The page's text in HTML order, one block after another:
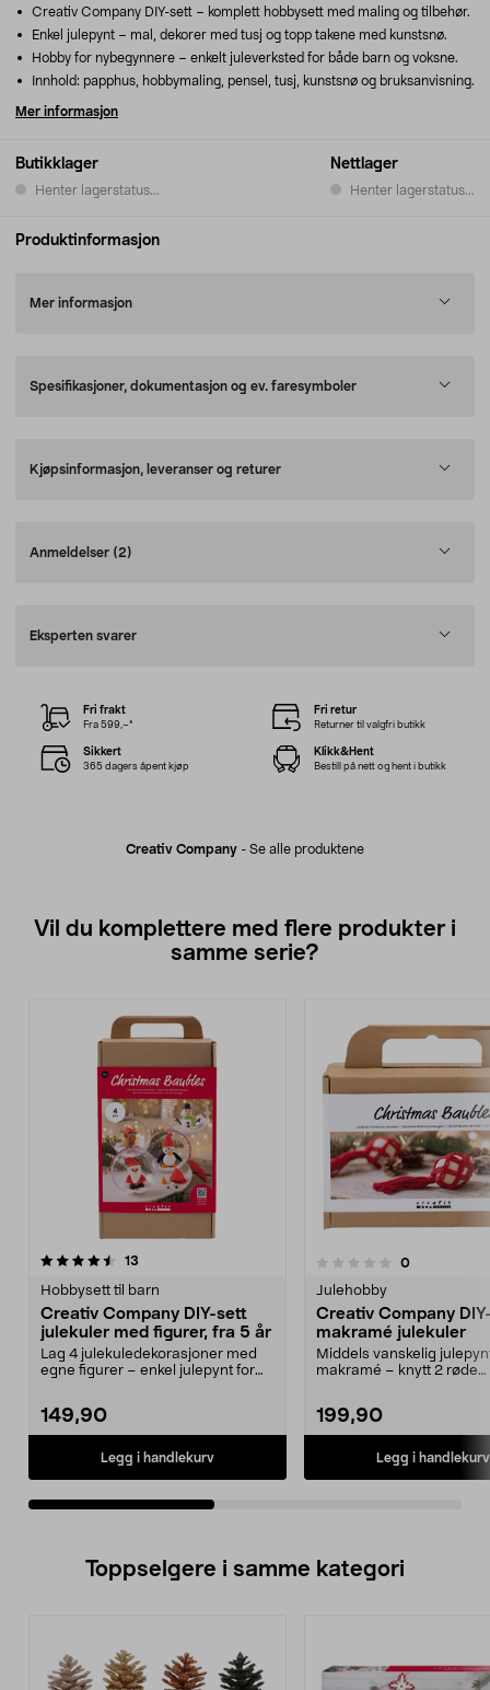
Butikklager
Henter lagerstatus...
Nettlager
Henter lagerstatus...
Creativ Company DIY-sett – komplett hobbysett med maling og tilbehør.
Enkel julepynt – mal, dekorer med tusj og topp takene med kunstsnø.
Hobby for nybegynnere – enkelt juleverksted for både barn og voksne.
Innhold: papphus, hobbymaling, pensel, tusj, kunstsnø og bruksanvisning.
Mer informasjon
Produktinformasjon
Mer informasjon
Spesifikasjoner, dokumentasjon og ev. faresymboler
Kjøpsinformasjon, leveranser og returer
Anmeldelser (2)
Eksperten svarer
Creativ Company - Se alle produktene
Fri frakt
Fra 599,–*
Fri retur
Returner til valgfri butikk
Sikkert
365 dagers åpent kjøp
Klikk&Hent
Bestill på nett og hent i butikk
Vil du komplettere med flere produkter i
samme serie?
13
Hobbysett til barn
Creativ Company DIY-sett
julekuler med figurer, fra 5 år
Lag 4 julekuledekorasjoner med
egne figurer – enkel julepynt for
149,90
Legg i handlekurv
0.0 av 5 stjerner 0anmeldelser
Julehobby
Creativ Company
makramé julekuler
Middels vanskelig
makramé – knytt 2 røde
199,90
Legg i handlekurv
3.5av 5 stjerner
Toppselgere i samme kategori